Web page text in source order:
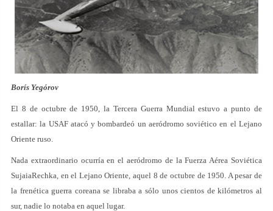
Borís Yegórov
El 8 de octubre de 1950, la Tercera Guerra Mundial estuvo a punto de
estallar: la USAF atacó y bombardeó un aeródromo soviético en el Lejano
Oriente ruso.
Nada extraordinario ocurría en el aeródromo de la Fuerza Aérea Soviética
SujaiaRechka, en el Lejano Oriente, aquel 8 de octubre de 1950. A pesar de
la frenética guerra coreana se libraba a sólo unos cientos de kilómetros al
sur, nadie lo notaba en aquel lugar.